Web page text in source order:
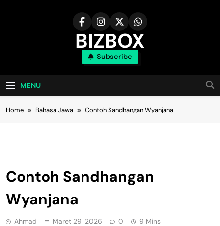
BIZBOX
Bizbox – Media Informasi Terkini
Subscribe
MENU
Home Bahasa Jawa Contoh Sandhangan Wyanjana
Contoh Sandhangan
Wyanjana
Ahmad Maret 29, 2026 0 9 Mins